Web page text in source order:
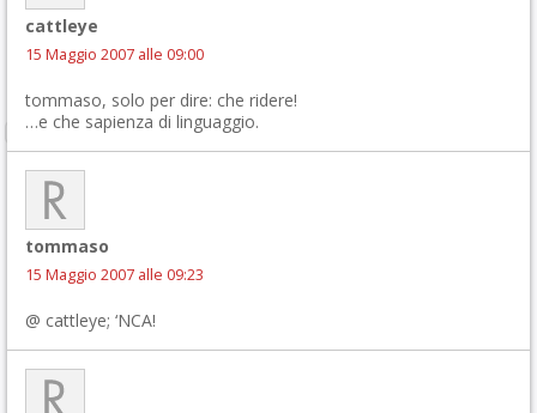
cattleye
15 Maggio 2007 alle 09:00
tommaso, solo per dire: che ridere!
…e che sapienza di linguaggio.
tommaso
15 Maggio 2007 alle 09:23
@ cattleye; ‘NCA!